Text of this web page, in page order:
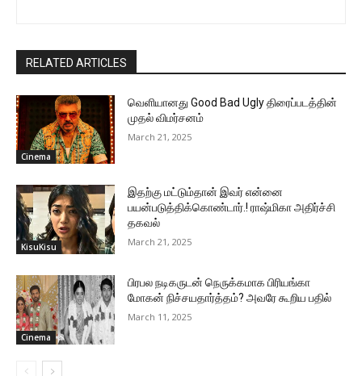
RELATED ARTICLES
Cinema
வெளியானது Good Bad Ugly திரைப்படத்தின்
முதல் விமர்சனம்
March 21, 2025
KisuKisu
இதற்கு மட்டும்தான் இவர் என்னை
பயன்படுத்திக்கொண்டார்.! ராஷ்மிகா அதிர்ச்சி
தகவல்
March 21, 2025
Cinema
பிரபல நடிகருடன் நெருக்கமாக பிரியங்கா
மோகன் நிச்சயதார்த்தம்? அவரே கூறிய பதில்
March 11, 2025